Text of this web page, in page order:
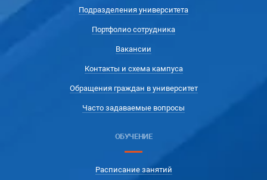
Подразделения университета
Портфолио сотрудника
Вакансии
Контакты и схема кампуса
Обращения граждан в университет
Часто задаваемые вопросы
ОБУЧЕНИЕ
Расписание занятий